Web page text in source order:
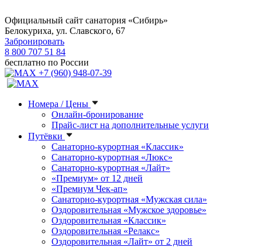
Официальный сайт санатория «Сибирь»
Белокуриха, ул. Славского, 67
Забронировать
8 800 707 51 84
бесплатно по России
+7 (960) 948-07-39
Номера / Цены
Онлайн-бронирование
Прайс-лист на дополнительные услуги
Путёвки
Санаторно-курортная «Классик»
Санаторно-курортная «Люкс»
Санаторно-курортная «Лайт»
«Премиум» от 12 дней
«Премиум Чек-ап»
Санаторно-курортная «Мужская сила»
Оздоровительная «Мужское здоровье»
Оздоровительная «Классик»
Оздоровительная «Релакс»
Оздоровительная «Лайт» от 2 дней